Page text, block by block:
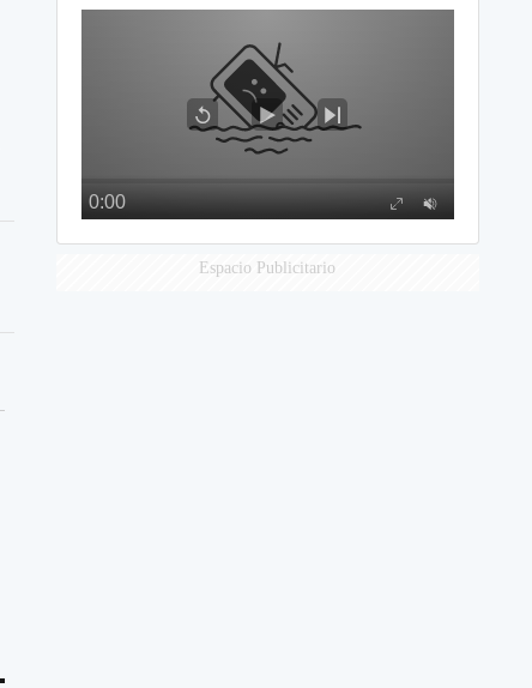
Espacio Publicitario